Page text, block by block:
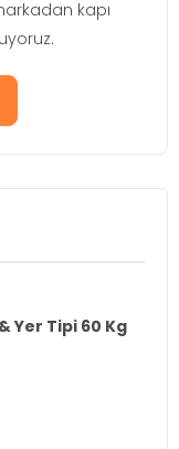
kapı
Yer Tipi 60 Kg